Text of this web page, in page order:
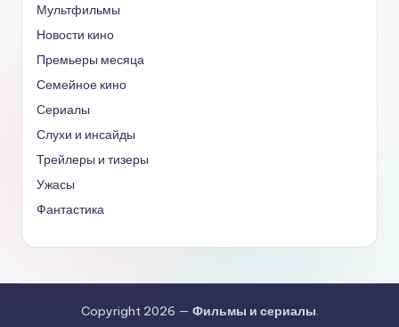
Мультфильмы
Новости кино
Премьеры месяца
Семейное кино
Сериалы
Слухи и инсайды
Трейлеры и тизеры
Ужасы
Фантастика
Copyright 2026 — Фильмы и сериалы.